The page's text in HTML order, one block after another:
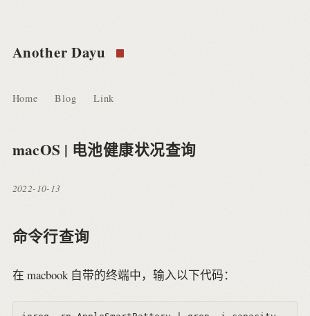
Another Dayu
Home Blog Link
macOS | 电池健康状况查询
2022-10-13
命令行查询
在 macbook 自带的终端中，输入以下代码：